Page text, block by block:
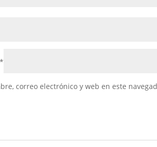
*
correo electrónico y web en este